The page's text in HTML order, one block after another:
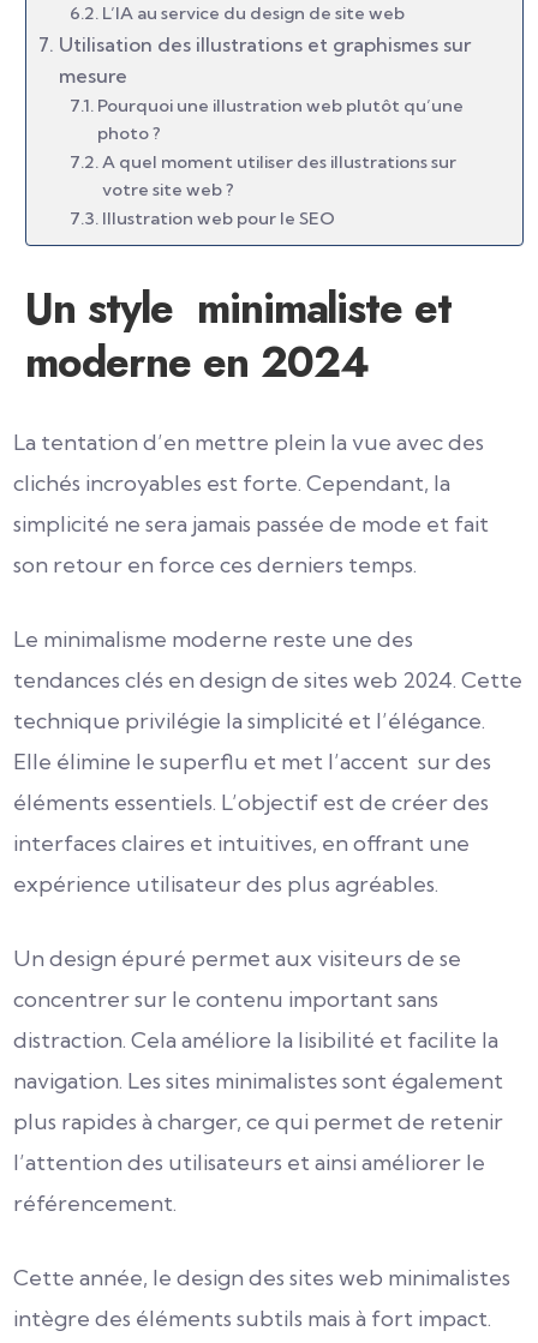
L’IA au service du design de site web
Utilisation des illustrations et graphismes sur
mesure
Pourquoi une illustration web plutôt qu’une
photo ?
A quel moment utiliser des illustrations sur
votre site web ?
Illustration web pour le SEO
Un style minimaliste et
moderne en 2024
La tentation d’en mettre plein la vue avec des
clichés incroyables est forte. Cependant, la
simplicité ne sera jamais passée de mode et fait
son retour en force ces derniers temps.
Le minimalisme moderne reste une des
tendances clés en design de sites web 2024. Cette
technique privilégie la simplicité et l’élégance.
Elle élimine le superflu et met l’accent sur des
éléments essentiels. L’objectif est de créer des
interfaces claires et intuitives, en offrant une
expérience utilisateur des plus agréables.
Un design épuré permet aux visiteurs de se
concentrer sur le contenu important sans
distraction. Cela améliore la lisibilité et facilite la
navigation. Les sites minimalistes sont également
plus rapides à charger, ce qui permet de retenir
l’attention des utilisateurs et ainsi améliorer le
référencement.
Cette année, le design des sites web minimalistes
intègre des éléments subtils mais à fort impact.